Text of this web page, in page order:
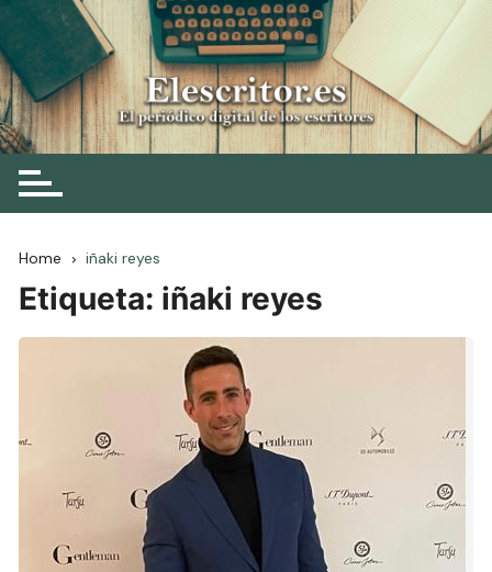
Skip
to
content
Elescritor.es
El periódico digital de los escritores
Home iñaki reyes
Etiqueta: iñaki reyes